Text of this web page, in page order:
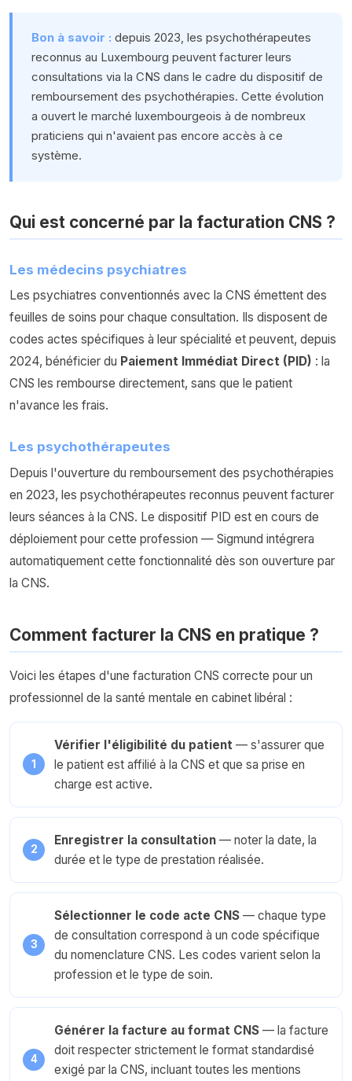
Bon à savoir : depuis 2023, les psychothérapeutes
reconnus au Luxembourg peuvent facturer leurs
consultations via la CNS dans le cadre du dispositif de
remboursement des psychothérapies. Cette évolution
a ouvert le marché luxembourgeois à de nombreux
praticiens qui n'avaient pas encore accès à ce
système.
Qui est concerné par la facturation CNS ?
Les médecins psychiatres
Les psychiatres conventionnés avec la CNS émettent des
feuilles de soins pour chaque consultation. Ils disposent de
codes actes spécifiques à leur spécialité et peuvent, depuis
2024, bénéficier du Paiement Immédiat Direct (PID) : la
CNS les rembourse directement, sans que le patient
n'avance les frais.
Les psychothérapeutes
Depuis l'ouverture du remboursement des psychothérapies
en 2023, les psychothérapeutes reconnus peuvent facturer
leurs séances à la CNS. Le dispositif PID est en cours de
déploiement pour cette profession — Sigmund intégrera
automatiquement cette fonctionnalité dès son ouverture par
la CNS.
Comment facturer la CNS en pratique ?
Voici les étapes d'une facturation CNS correcte pour un
professionnel de la santé mentale en cabinet libéral :
Vérifier l'éligibilité du patient — s'assurer que
le patient est affilié à la CNS et que sa prise en
charge est active.
Enregistrer la consultation — noter la date, la
durée et le type de prestation réalisée.
Sélectionner le code acte CNS — chaque type
de consultation correspond à un code spécifique
du nomenclature CNS. Les codes varient selon la
profession et le type de soin.
Générer la facture au format CNS — la facture
doit respecter strictement le format standardisé
exigé par la CNS, incluant toutes les mentions